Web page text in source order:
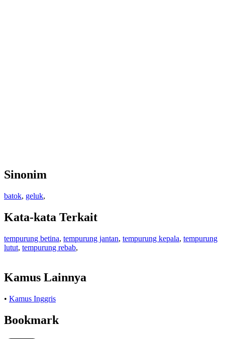
Sinonim
batok, geluk,
Kata-kata Terkait
tempurung betina, tempurung jantan, tempurung kepala, tempurung
lutut, tempurung rebab,
Kamus Lainnya
• Kamus Inggris
Bookmark